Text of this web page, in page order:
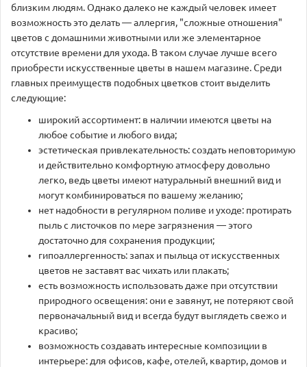
близким людям. Однако далеко не каждый человек имеет
возможность это делать — аллергия, "сложные отношения"
цветов с домашними животными или же элементарное
отсутствие времени для ухода. В таком случае лучше всего
приобрести искусственные цветы в нашем магазине. Среди
главных преимуществ подобных цветков стоит выделить
следующие:
широкий ассортимент: в наличии имеются цветы на
любое событие и любого вида;
эстетическая привлекательность: создать неповторимую
и действительно комфортную атмосферу довольно
легко, ведь цветы имеют натуральный внешний вид и
могут комбинироваться по вашему желанию;
нет надобности в регулярном поливе и уходе: протирать
пыль с листочков по мере загрязнения — этого
достаточно для сохранения продукции;
гипоаллергенность: запах и пыльца от искусственных
цветов не заставят вас чихать или плакать;
есть возможность использовать даже при отсутствии
природного освещения: они е завянут, не потеряют свой
первоначальный вид и всегда будут выглядеть свежо и
красиво;
возможность создавать интересные композиции в
интерьере: для офисов, кафе, отелей, квартир, домов и